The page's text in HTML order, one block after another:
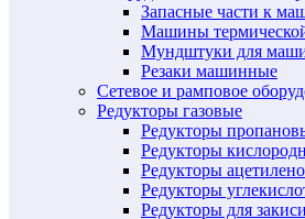
Запасные части к
Машины
Мундштуки для
Резаки машинные
Сетевое и рамповое
Редукторы газовые
Редукторы
Редукторы
Редукторы
Редукторы
Редукторы для